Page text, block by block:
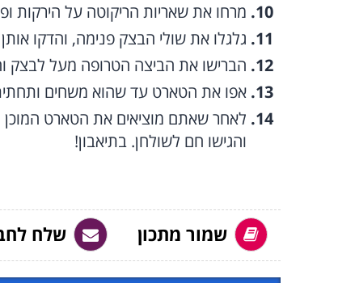
מרחו את שאריות הריקוטה על הירקות
גלגלו את שולי הבצק פנימה, והדקו
הברישו את הביצה הטרופה מעל לבצק
אפו את הטארט עד שהוא משחים ותחתיתו
לאחר שאתם מוציאים את הטארט המוכן
והגישו חם לשולחן. בתיאבון!
שמור מתכון שלח